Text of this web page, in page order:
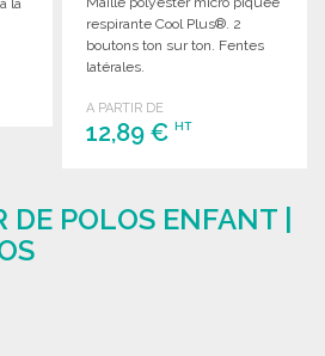
la
respirante Cool Plus®. 2
boutons ton sur ton. Fentes
latérales.
A PARTIR DE
12,89 €HT
Demander un devis
DE POLOS ENFANT |